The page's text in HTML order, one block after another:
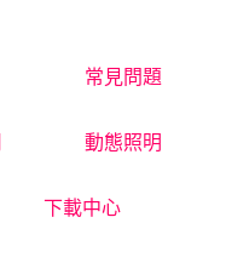
常見問題
動態照明
下載中心